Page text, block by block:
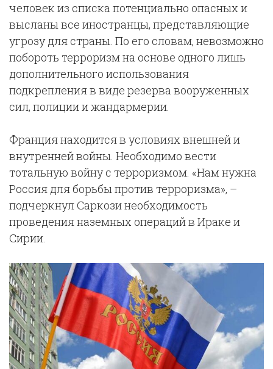
человек из списка потенциально опасных и
высланы все иностранцы, представляющие
угрозу для страны. По его словам, невозможно
побороть терроризм на основе одного лишь
дополнительного использования
подкрепления в виде резерва вооруженных
сил, полиции и жандармерии.
Франция находится в условиях внешней и
внутренней войны. Необходимо вести
тотальную войну с терроризмом. «Нам нужна
Россия для борьбы против терроризма», –
подчеркнул Саркози необходимость
проведения наземных операций в Ираке и
Сирии.